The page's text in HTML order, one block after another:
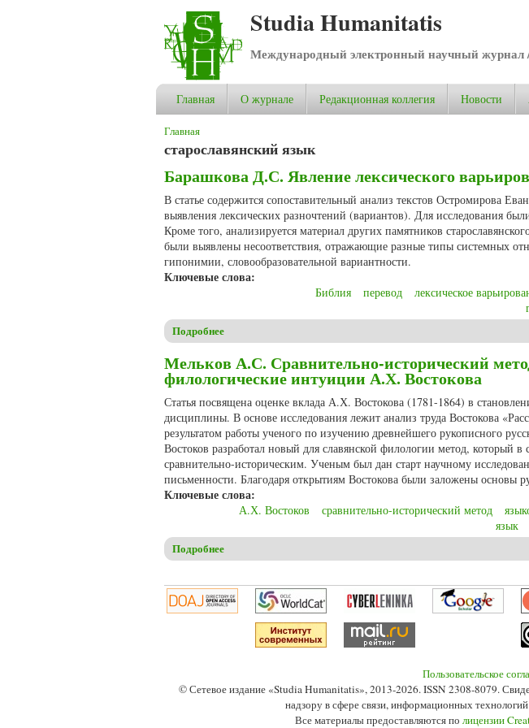
Studia Humanitatis
Международный электронный научный журнал
Главная О журнале Редакционная коллегия Новости
Вы здесь
Главная
старославянский язык
Барашкова Д.С. Явление лексического
В статье содержится сопоставительный анализ текстов Остромирова
выявления лексических разночтений (вариантов). Для исследования
Кроме того, анализируется материал других памятников
были выявлены несоответствия, отражающие разные типы системных
гипонимии, словообразовательной вариантности.
Ключевые слова:
Библия перевод лексическое
Подробнее
Мельков А.С. Сравнительно-исторический
филологические интуиции А.Х. Востокова
Статья посвящена оценке вклада А.Х. Востокова (1781-1864) в
дисциплины. В основе исследования лежит анализ труда Востокова
результатом работы ученого по изучению древнейшего рукописного
Востоков разработал новый для славянской филологии метод, который
сравнительно-историческим. Ученым был дан старт научному
письменности. Благодаря открытиям Востокова были заложены основы
Ключевые слова:
А.Х. Востоков сравнительно-исторический метод
язык
Подробнее
Пользовательское
© Сетевое издание «Studia Humanitatis», 2013-2026. ISSN 2308-8079.
надзору в сфере связи, информационных
Все материалы предоставляются по лицензии